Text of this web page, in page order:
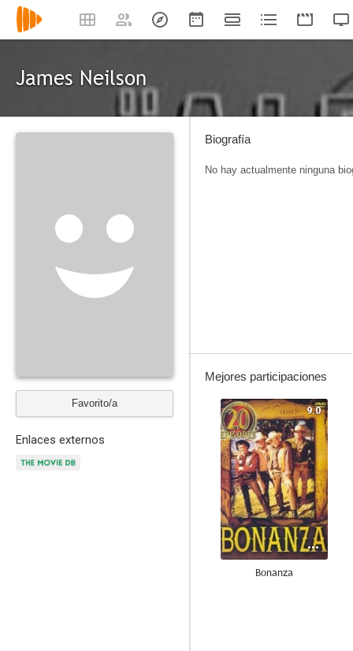
James Neilson
Favorito/a
Enlaces externos
Biografía
No hay actualmente ninguna
Mejores participaciones
9.0
Bonanza